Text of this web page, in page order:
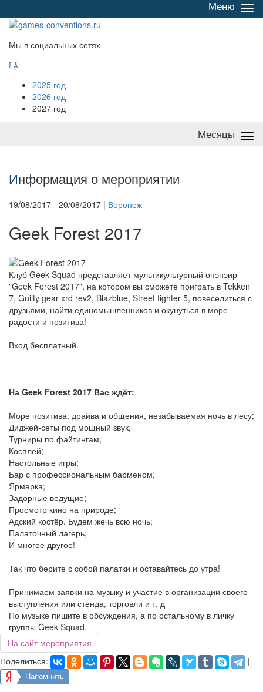
/
Меню
Мы в социальных сетях
 
2025 год
2026 год
2027 год
Месяцы
Информация о мероприятии
19/08/2017 - 20/08/2017 | Воронеж
Geek Forest 2017
Клуб Geek Squad представляет мультикультурный опэнэир
"Geek Forest 2017", на котором вы сможете поиграть в Tekken
7, Guilty gear xrd rev2, Blazblue, Street fighter 5, повеселиться с
друзьями, найти единомышленников и окунуться в море
радости и позитива!
Вход бесплатный.
На Geek Forest 2017 Вас ждёт:
Море позитива, драйва и общения, незабываемая ночь в лесу;
Диджей-сеты под мощный звук;
Турниры по файтингам;
Косплей;
Настольные игры;
Бар с профессиональным барменом;
Ярмарка;
Задорные ведущие;
Просмотр кино на природе;
Адский костёр. Будем жечь всю ночь;
Палаточный лагерь;
И многое другое!
Так что берите с собой палатки и оставайтесь до утра!
Принимаем заявки на музыку и участие в организации своего
выступления или стенда, торговли и т. д
По музыке пишите в обсуждения, а по остальному в личку
группы Geek Squad.
На сайт мероприятия
Поделиться:
|
Напомнить